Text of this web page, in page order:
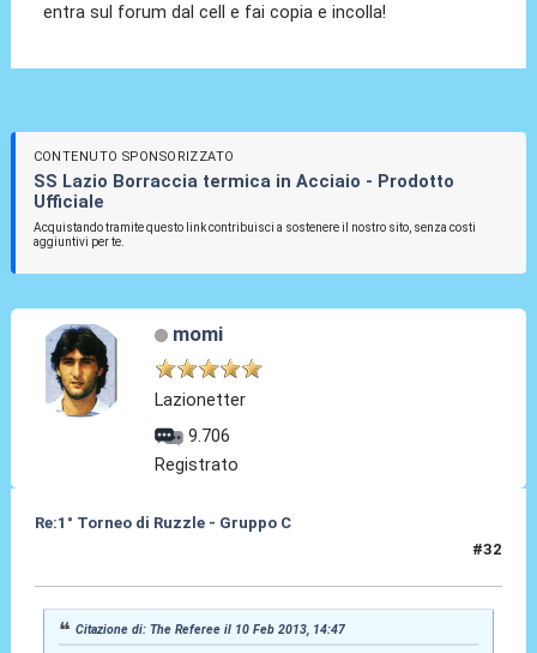
entra sul forum dal cell e fai copia e incolla!
CONTENUTO SPONSORIZZATO
SS Lazio Borraccia termica in Acciaio - Prodotto
Ufficiale
Acquistando tramite questo link contribuisci a sostenere il nostro sito, senza costi
aggiuntivi per te.
momi
Lazionetter
9.706
Registrato
Re:1° Torneo di Ruzzle - Gruppo C
#32
Citazione di: The Referee il 10 Feb 2013, 14:47